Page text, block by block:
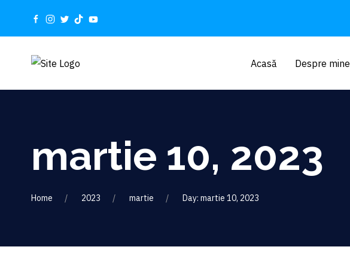
Acasă Despre mine
martie 10, 2023
Home 2023 martie Day: martie 10, 2023